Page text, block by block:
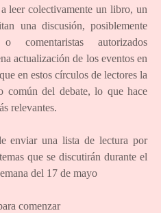
leer colectivamente un libro, un
una discusión, posiblemente
autorizados
actualización de los eventos en
en estos círculos de lectores la
común del debate, lo que hace
relevantes.
enviar una lista de lectura por
que se discutirán durante el
del 17 de mayo
comenzar